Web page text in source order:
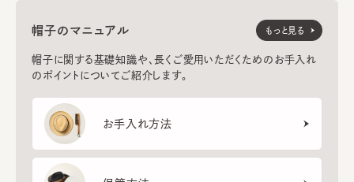
帽子のマニュアル
帽子に関する基礎知識や、長くご愛用いただくためのお手入れ
のポイントについてご紹介します。
お手入れ方法
もっと見る